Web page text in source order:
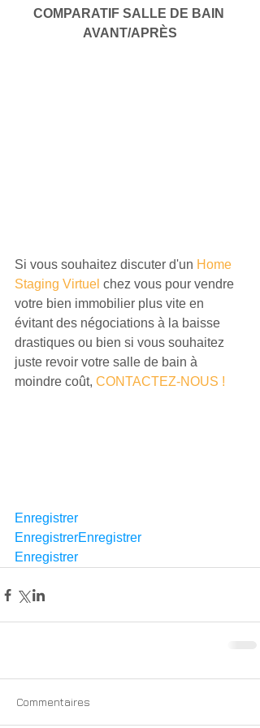
COMPARATIF SALLE DE BAIN
AVANT/APRÈS
Si vous souhaitez discuter d'un Home
Staging Virtuel chez vous pour vendre
votre bien immobilier plus vite en
évitant des négociations à la baisse
drastiques ou bien si vous souhaitez
juste revoir votre salle de bain à
moindre coût, CONTACTEZ-NOUS !
Enregistrer
EnregistrerEnregistrer
Enregistrer
Commentaires